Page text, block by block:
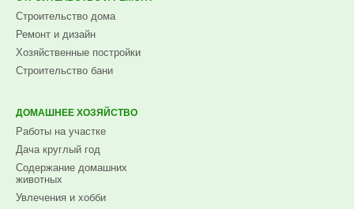
Строительство дома
Ремонт и дизайн
Хозяйственные постройки
Строительство бани
ДОМАШНЕЕ ХОЗЯЙСТВО
Работы на участке
Дача круглый год
Содержание домашних
животных
Увлечения и хобби